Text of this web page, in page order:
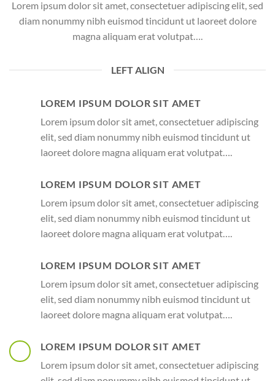
Lorem ipsum dolor sit amet, consectetuer adipiscing elit, sed
diam nonummy nibh euismod tincidunt ut laoreet dolore
magna aliquam erat volutpat….
LEFT ALIGN
LOREM IPSUM DOLOR SIT AMET
Lorem ipsum dolor sit amet, consectetuer adipiscing
elit, sed diam nonummy nibh euismod tincidunt ut
laoreet dolore magna aliquam erat volutpat….
LOREM IPSUM DOLOR SIT AMET
Lorem ipsum dolor sit amet, consectetuer adipiscing
elit, sed diam nonummy nibh euismod tincidunt ut
laoreet dolore magna aliquam erat volutpat….
LOREM IPSUM DOLOR SIT AMET
Lorem ipsum dolor sit amet, consectetuer adipiscing
elit, sed diam nonummy nibh euismod tincidunt ut
laoreet dolore magna aliquam erat volutpat….
LOREM IPSUM DOLOR SIT AMET
Lorem ipsum dolor sit amet, consectetuer adipiscing